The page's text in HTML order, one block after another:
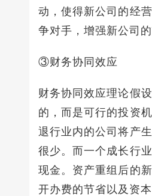
动，使得新公司的经
争对手，增强新公司
③财务协同效应
财务协同效应理论假
的，而是可行的投资
退行业内的公司将产
很少。而一个成长行
现金。资产重组后的
开办费的节省以及资